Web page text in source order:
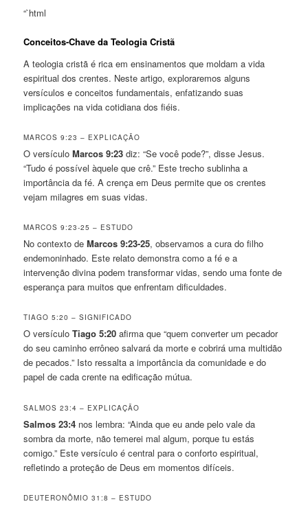
“`html
Conceitos-Chave da Teologia Cristã
A teologia cristã é rica em ensinamentos que moldam a vida
espiritual dos crentes. Neste artigo, exploraremos alguns
versículos e conceitos fundamentais, enfatizando suas
implicações na vida cotidiana dos fiéis.
MARCOS 9:23 – EXPLICAÇÃO
O versículoMarcos 9:23 diz: “Se você pode?”, disse Jesus.
“Tudo é possível àquele que crê.” Este trecho sublinha a
importância da fé. A crença em Deus permite que os crentes
vejam milagres em suas vidas.
MARCOS 9:23-25 – ESTUDO
No contexto deMarcos 9:23-25, observamos a cura do filho
endemoninhado. Este relato demonstra como a fé e a
intervenção divina podem transformar vidas, sendo uma fonte de
esperança para muitos que enfrentam dificuldades.
TIAGO 5:20 – SIGNIFICADO
O versículoTiago 5:20 afirma que “quem converter um pecador
do seu caminho errôneo salvará da morte e cobrirá uma multidão
de pecados.” Isto ressalta a importância da comunidade e do
papel de cada crente na edificação mútua.
SALMOS 23:4 – EXPLICAÇÃO
Salmos 23:4 nos lembra: “Ainda que eu ande pelo vale da
sombra da morte, não temerei mal algum, porque tu estás
comigo.” Este versículo é central para o conforto espiritual,
refletindo a proteção de Deus em momentos difíceis.
DEUTERONÔMIO 31:8 – ESTUDO